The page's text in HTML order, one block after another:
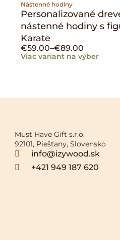
Nástenné hodiny
Personalizované
nástenné hodiny s
Karate
€59.00–€89.00
Viac variant na výber
Must Have Gift s.r.o.
92101, Piešťany, Slovensko
info@izywood.sk
+421 949 187 620